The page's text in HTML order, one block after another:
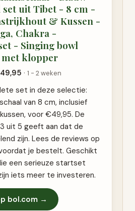
set uit Tibet - 8 cm -
& Kussen -
Chakra -
- Singing bowl
met klopper
· 1 - 2 weken
set in deze selectie:
van 8 cm, inclusief
voor €49,95. De
uit 5 geeft aan dat de
zijn. Lees de reviews op
je bestelt. Geschikt
een serieuze startset
iets meer te investeren.
bol.com →